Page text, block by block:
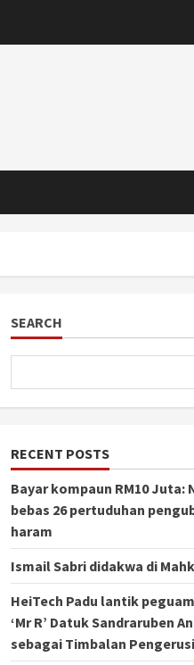
SEARCH
RECENT POSTS
Bayar kompaun RM10 Juta:
bebas 26 pertuduhan
haram
Ismail Sabri didakwa di
HeiTech Padu lantik
‘Mr R’ Datuk Sandraruben
sebagai Timbalan Pengerusi